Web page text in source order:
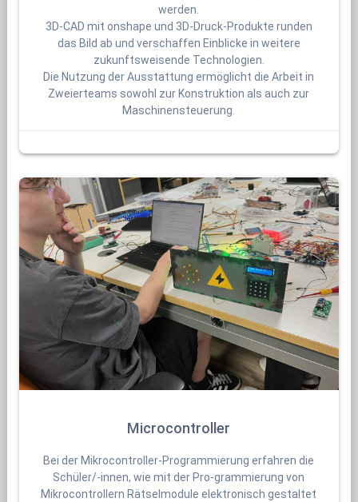
werden.
3D-CAD mit onshape und 3D-Druck-Produkte runden
das Bild ab und verschaffen Einblicke in weitere
zukunftsweisende Technologien.
Die Nutzung der Ausstattung ermöglicht die Arbeit in
Zweierteams sowohl zur Konstruktion als auch zur
Maschinensteuerung.
Microcontroller
Bei der Mikrocontroller-Programmierung erfahren die
Schüler/-innen, wie mit der Pro-grammierung von
Mikrocontrollern Rätselmodule elektronisch gestaltet